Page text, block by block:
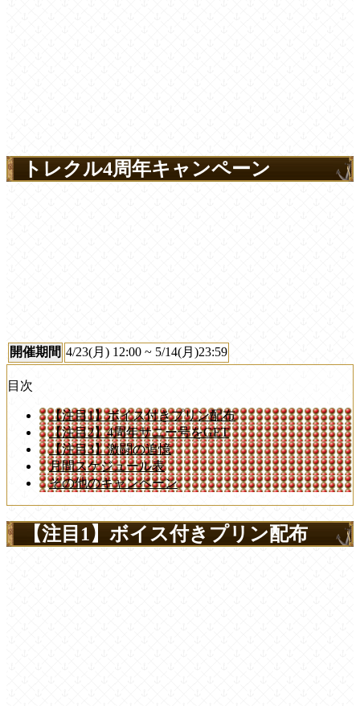
トレクル4周年キャンペーン
開催期間 4/23(月) 12:00 ~ 5/14(月)23:59
目次
【注目1】ボイス付きプリン配布
【注目2】4周年サニー号をGET
【注目3】激闘の追憶
月間スケジュール表
その他のキャンペーン
【注目1】ボイス付きプリン配布